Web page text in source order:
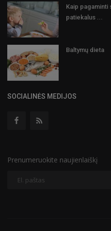
Kaip pagaminti
patiekalus ...
Baltymų dieta
SOCIALINĖS MEDIJOS
Prenumeruokite naujienlaiškį